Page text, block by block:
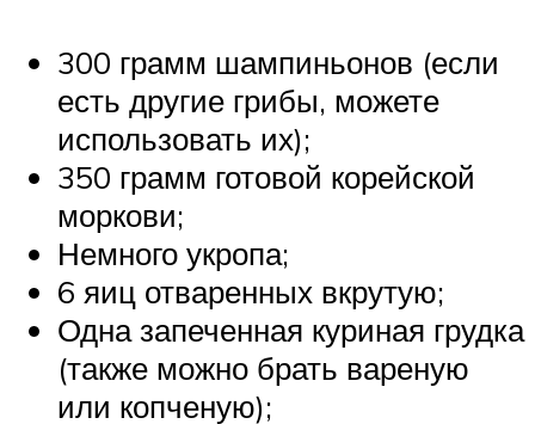
300 грамм шампиньонов (если
есть другие грибы, можете
использовать их);
350 грамм готовой корейской
моркови;
Немного укропа;
6 яиц отваренных вкрутую;
Одна запеченная куриная грудка
(также можно брать вареную
или копченую);